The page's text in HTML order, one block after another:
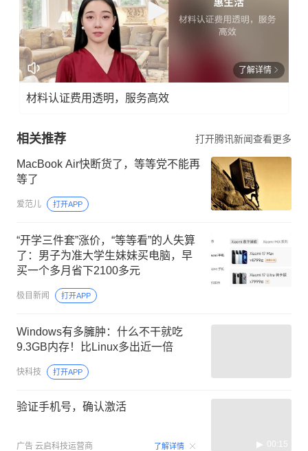
了解详情
材料认证费用透明，服务高效
相关推荐 打开腾讯新闻查看更多
MacBook Air快断货了，等等党不能再
等了
爱范儿 打开APP
“开学三件套”涨价，“等等看”的人失算
了：男子为准大学生妹妹买电脑，早
买一个多月省下2100多元
极目新闻 打开APP
Windows有多臃肿：什么不干就吃
9.3GB内存！比Linux多出近一倍
快科技 打开APP
验证手机号，确认激活
广告 云启科技运营商 了解详情 00:15